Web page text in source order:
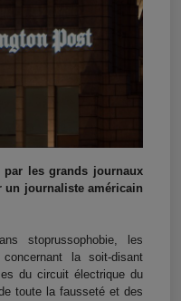
les grands journaux
un journaliste américain
stoprussophobie, les
la soit-disant
du circuit électrique du
toute la fausseté et des